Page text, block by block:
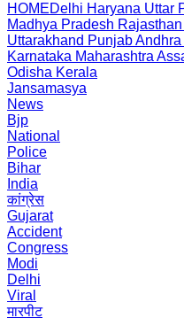
HOMEDelhi Haryana Uttar
Madhya Pradesh Rajasthan
Uttarakhand PunjabAndhra
Karnataka Maharashtra
Odisha Kerala
Jansamasya
News
Bjp
National
Police
Bihar
India
कांग्रेस
Gujarat
Accident
Congress
Modi
Delhi
Viral
मारपीट